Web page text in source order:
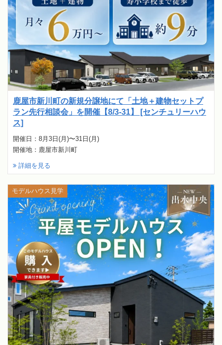
鹿屋市新川町の新規分譲地にて「土地＋建物セットプ
ラン先行相談会」を開催【8/3-31】 [センチュリーハウ
ス]
開催日：8月3日(月)〜31日(月)
開催地：鹿屋市新川町
詳細を見る
モデルハウス見学